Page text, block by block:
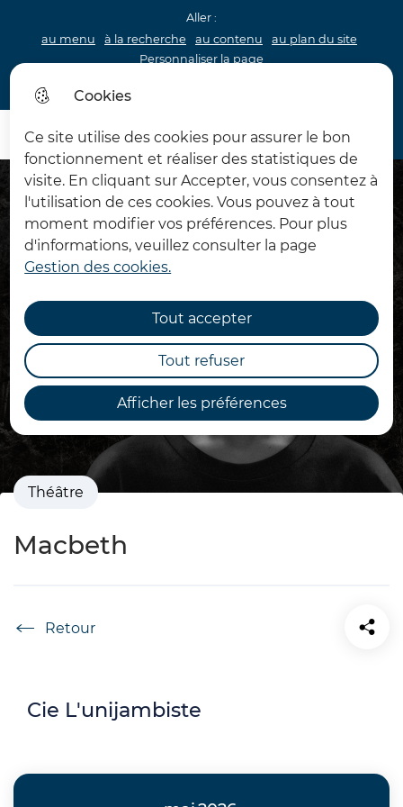
Cookies
Ce site utilise des cookies pour assurer le bon
fonctionnement et réaliser des statistiques de
visite. En cliquant sur Accepter, vous consentez à
l'utilisation de ces cookies. Vous pouvez à tout
moment modifier vos préférences. Pour plus
d'informations, veuillez consulter la page
Gestion des cookies.
Afficher les préférences
Tout accepter
Tout refuser
Aller :
au menu
à la recherche au contenu
au plan du site
Personnaliser la page
Château d'Hardelot
Menu
Théâtre
Macbeth
Accueil
Cie L'unijambiste